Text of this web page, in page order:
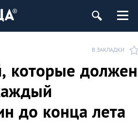
В ЗАКЛАДКИ
которые должен
до конца лета